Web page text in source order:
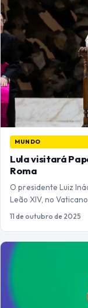
MUNDO
Lula visitará
Roma
O presidente Luiz
Leão XIV, no
11 de outubro de 2025